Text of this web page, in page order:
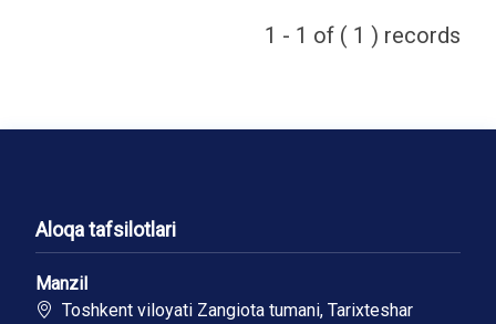
1 - 1 of ( 1 ) records
Aloqa tafsilotlari
Manzil
Toshkent viloyati Zangiota tumani, Tarixteshar